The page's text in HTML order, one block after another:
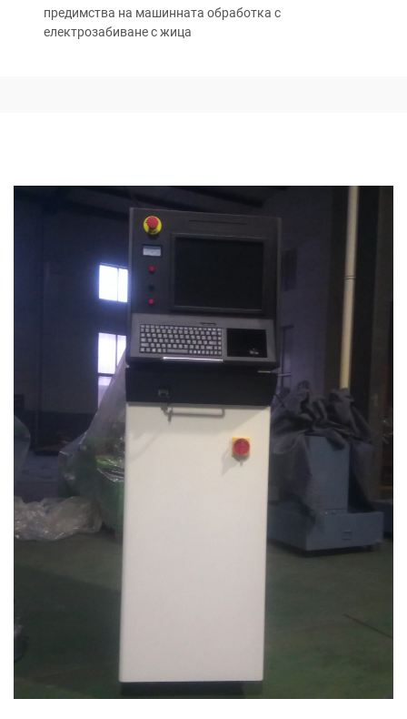
предимства на машинната обработка с
електрозабиване с жица